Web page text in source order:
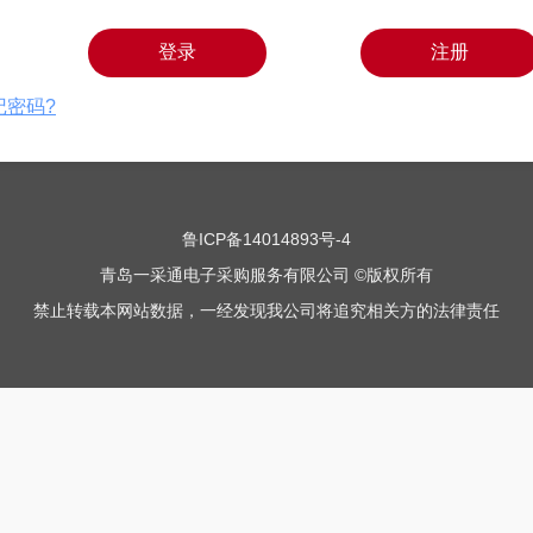
登录 注册
密码?
鲁ICP备14014893号-4
青岛一采通电子采购服务有限公司 ©版权所有
禁止转载本网站数据，一经发现我公司将追究相关方的法律责任